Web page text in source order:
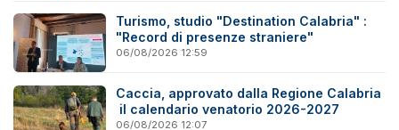
Turismo, studio "Destination Calabria" :
"Record di presenze straniere"
06/08/2026 12:59
Caccia, approvato dalla Regione Calabria
il calendario venatorio 2026-2027
06/08/2026 12:07